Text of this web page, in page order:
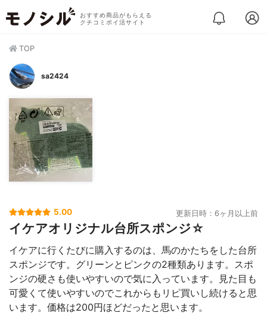
おすすめ商品がもらえる
クチコミポイ活サイト
TOP
sa2424
5.00 更新日時：6ヶ月以上前
イケアオリジナル台所スポンジ☆
イケアに行くたびに購入するのは、馬のかたちをした台所
スポンジです。グリーンとピンクの2種類あります。スポ
ンジの硬さも使いやすいので気に入っています。見た目も
可愛くて使いやすいのでこれからもリピ買いし続けると思
います。価格は200円ほどだったと思います。